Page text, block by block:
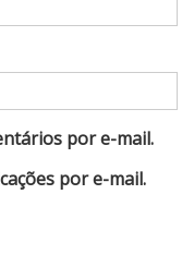
por e-mail.
por e-mail.